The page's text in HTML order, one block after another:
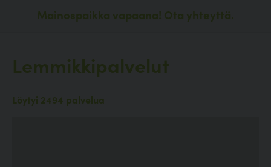
Mainospaikka vapaana! Ota yhteyttä.
Lemmikkipalvelut
Löytyi 2494 palvelua